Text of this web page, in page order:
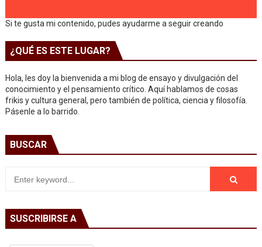
Si te gusta mi contenido, pudes ayudarme a seguir creando
¿QUÉ ES ESTE LUGAR?
Hola, les doy la bienvenida a mi blog de ensayo y divulgación del
conocimiento y el pensamiento crítico. Aquí hablamos de cosas
frikis y cultura general, pero también de política, ciencia y filosofía.
Pásenle a lo barrido.
BUSCAR
SUSCRIBIRSE A